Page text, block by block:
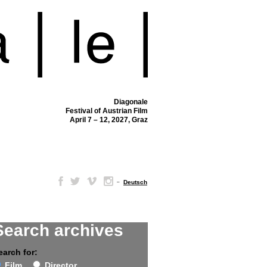
Diagonale
Festival of Austrian Film
April 7 – 12, 2027, Graz
– Deutsch
archives
for: